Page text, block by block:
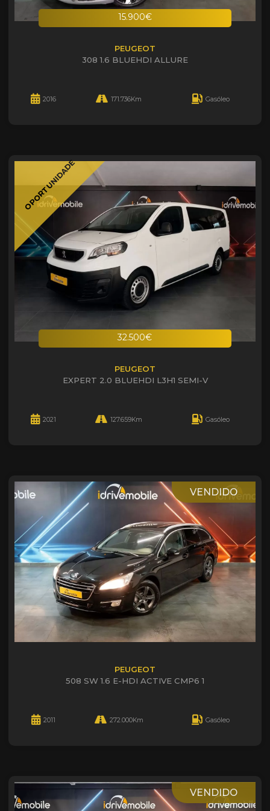
15.900€
PEUGEOT
308 1.6 BLUEHDI ALLURE
2016 171.736Km Gasóleo
OPORTUNIDADE
32.500€
PEUGEOT
EXPERT 2.0 BLUEHDI L3H1 SEMI-V
2021 127.659Km Gasóleo
VENDIDO
PEUGEOT
508 SW 1.6 E-HDI ACTIVE CMP6 1
2011 272.000Km Gasóleo
VENDIDO